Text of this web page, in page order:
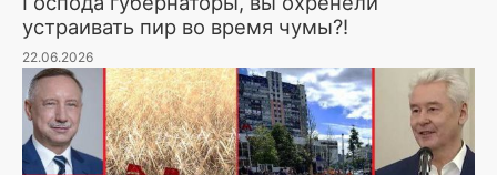
устраивать пир во время чумы?!
22.06.2026